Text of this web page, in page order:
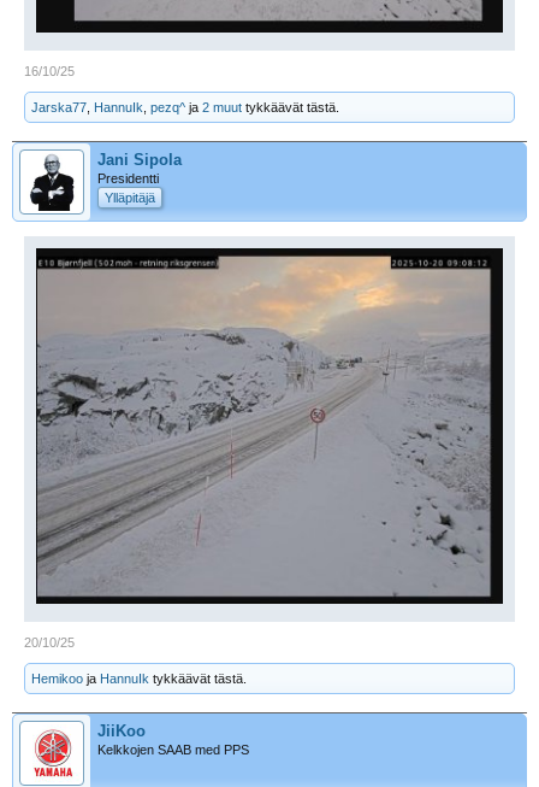
16/10/25
Jarska77 HannuIk pezq^ ja 2 muut tykkäävät tästä.
Jani Sipola
Presidentti
Ylläpitäjä
20/10/25
Hemikoo ja HannuIk tykkäävät tästä.
JiiKoo
Kelkkojen SAAB med PPS